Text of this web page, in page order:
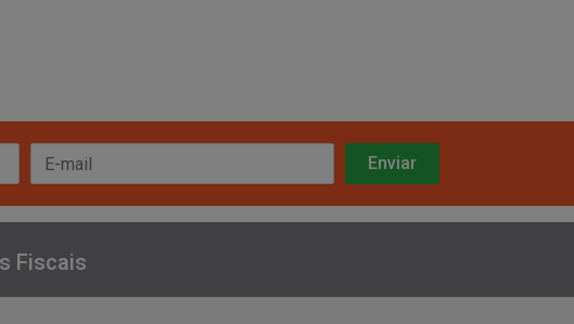
Fiscais